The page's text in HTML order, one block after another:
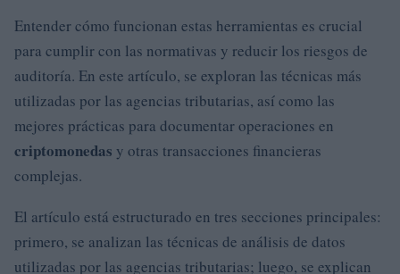
Entender cómo funcionan estas herramientas es crucial
para cumplir con las normativas y reducir los riesgos de
auditoría. En este artículo, se exploran las técnicas más
utilizadas por las agencias tributarias, así como las
mejores prácticas para documentar operaciones en
criptomonedas y otras transacciones financieras
complejas.
El artículo está estructurado en tres secciones principales:
primero, se analizan las técnicas de análisis de datos
utilizadas por las agencias tributarias; luego, se explican